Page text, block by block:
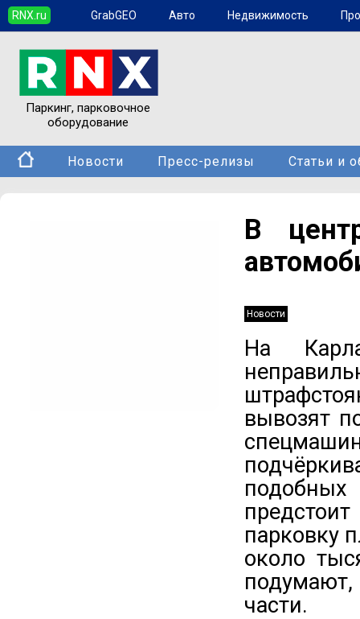
RNX.ru GrabGEO Авто Недвижимость
Паркинг, парковочное
оборудование
Новости Пресс-релизы Статьи и
В
Новости
На
вывозят
парковку
около
подумают,
части.